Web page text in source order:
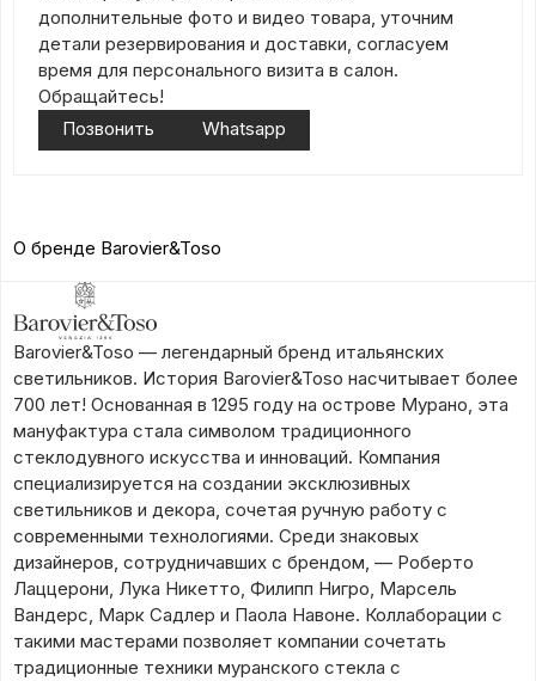
дополнительные фото и видео товара, уточним
детали резервирования и доставки, согласуем
время для персонального визита в салон.
Обращайтесь!
Позвонить
Whatsapp
О бренде Barovier&Toso
Barovier&Toso — легендарный бренд итальянских
светильников. История Barovier&Toso насчитывает более
700 лет! Основанная в 1295 году на острове Мурано, эта
мануфактура стала символом традиционного
стеклодувного искусства и инноваций. Компания
специализируется на создании эксклюзивных
светильников и декора, сочетая ручную работу с
современными технологиями. Среди знаковых
дизайнеров, сотрудничавших с брендом, — Роберто
Лаццерони, Лука Никетто, Филипп Нигро, Марсель
Вандерс, Марк Садлер и Паола Навоне. Коллаборации с
такими мастерами позволяет компании сочетать
традиционные техники муранского стекла с